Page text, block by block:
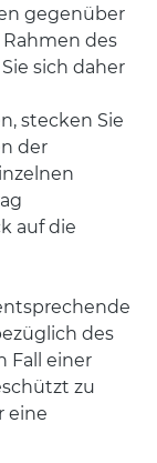
gegenüber
des
sich daher
stecken Sie
der
auf die
des
Fall einer
zu
eine